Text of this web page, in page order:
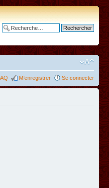
M’enregistrer Se connecter